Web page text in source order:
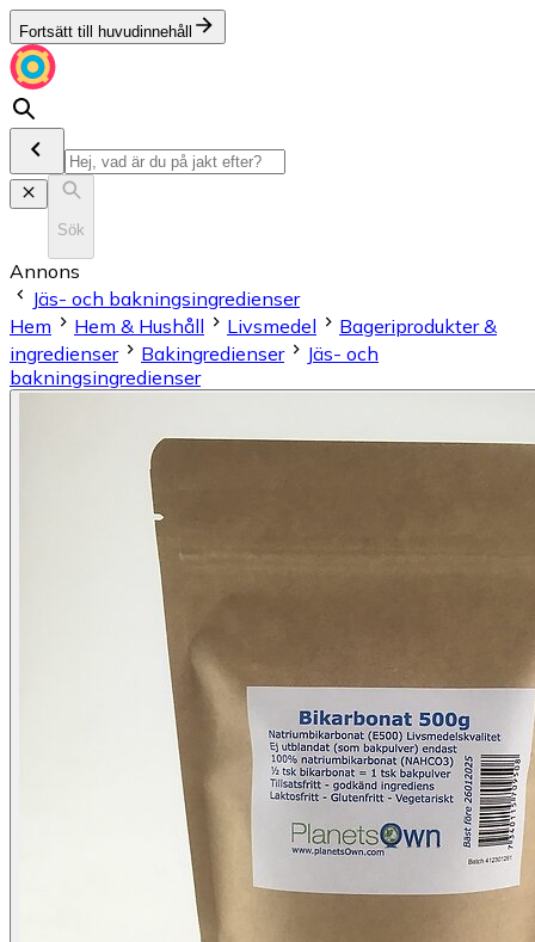
Fortsätt till huvudinnehåll
Sök
Annons
Jäs- och bakningsingredienser
Hem
Hem & Hushåll Livsmedel
Bageriprodukter &
ingredienser
Bakingredienser
Jäs- och
bakningsingredienser